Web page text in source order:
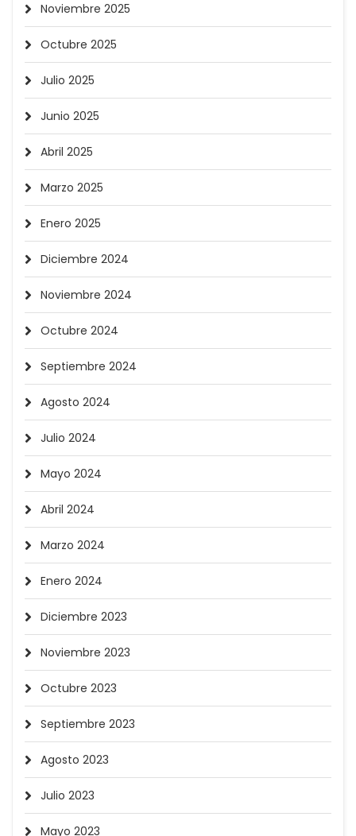
Noviembre 2025
Octubre 2025
Julio 2025
Junio 2025
Abril 2025
Marzo 2025
Enero 2025
Diciembre 2024
Noviembre 2024
Octubre 2024
Septiembre 2024
Agosto 2024
Julio 2024
Mayo 2024
Abril 2024
Marzo 2024
Enero 2024
Diciembre 2023
Noviembre 2023
Octubre 2023
Septiembre 2023
Agosto 2023
Julio 2023
Mayo 2023